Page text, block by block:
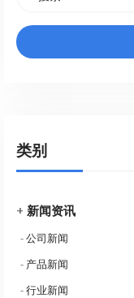
类别
+ 新闻资讯
-公司新闻
- 产品新闻
-行业新闻